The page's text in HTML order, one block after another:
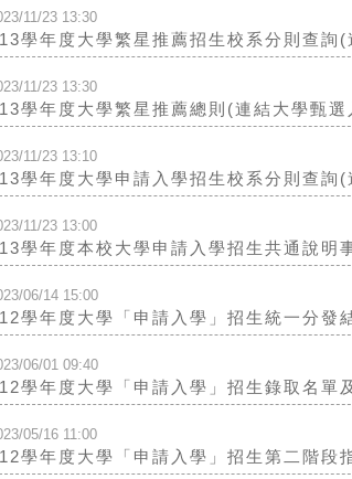
11/23 13:30
學年度大學繁星推薦招生校系分則查詢
11/23 13:30
學年度大學繁星推薦總則(連結大學甄選
11/23 13:10
學年度大學申請入學招生校系分則查詢
11/23 13:00
學年度本校大學申請入學招生共通說明
06/14 15:00
學年度大學「申請入學」招生統一分發
06/01 09:40
學年度大學「申請入學」招生錄取名單
05/16 11:00
學年度大學「申請入學」招生第二階段